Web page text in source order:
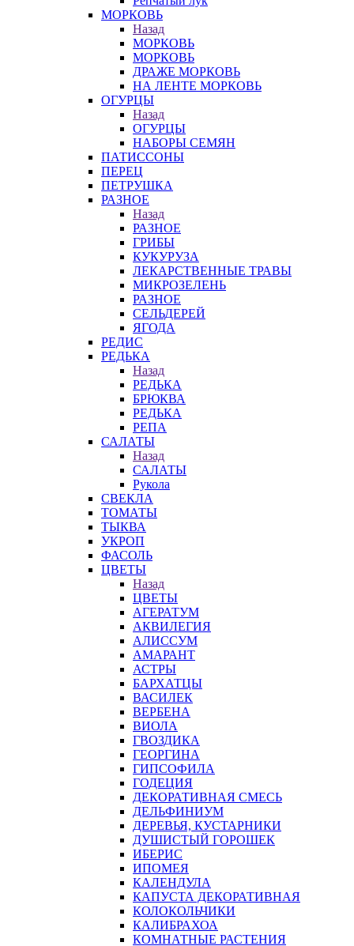
МОРКОВЬ
Назад
МОРКОВЬ
МОРКОВЬ
ДРАЖЕ МОРКОВЬ
НА ЛЕНТЕ МОРКОВЬ
ОГУРЦЫ
Назад
ОГУРЦЫ
НАБОРЫ СЕМЯН
ПАТИССОНЫ
ПЕРЕЦ
ПЕТРУШКА
РАЗНОЕ
Назад
РАЗНОЕ
ГРИБЫ
КУКУРУЗА
ЛЕКАРСТВЕННЫЕ ТРАВЫ
МИКРОЗЕЛЕНЬ
РАЗНОЕ
СЕЛЬДЕРЕЙ
ЯГОДА
РЕДИС
РЕДЬКА
Назад
РЕДЬКА
БРЮКВА
РЕДЬКА
РЕПА
САЛАТЫ
Назад
САЛАТЫ
Рукола
СВЕКЛА
ТОМАТЫ
ТЫКВА
УКРОП
ФАСОЛЬ
ЦВЕТЫ
Назад
ЦВЕТЫ
АГЕРАТУМ
АКВИЛЕГИЯ
АЛИССУМ
АМАРАНТ
АСТРЫ
БАРХАТЦЫ
ВАСИЛЕК
ВЕРБЕНА
ВИОЛА
ГВОЗДИКА
ГЕОРГИНА
ГИПСОФИЛА
ГОДЕЦИЯ
ДЕКОРАТИВНАЯ СМЕСЬ
ДЕЛЬФИНИУМ
ДЕРЕВЬЯ, КУСТАРНИКИ
ДУШИСТЫЙ ГОРОШЕК
ИБЕРИС
ИПОМЕЯ
КАЛЕНДУЛА
КАПУСТА ДЕКОРАТИВНАЯ
КОЛОКОЛЬЧИКИ
КАЛИБРАХОА
КОМНАТНЫЕ РАСТЕНИЯ